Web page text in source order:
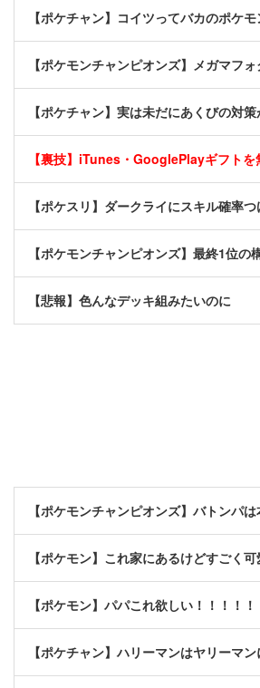
【ポケチャン】コイツってバカのポケ
【ポケモンチャンピオンズ】メガマフ
【ポケチャン】実は未だにあくびの対
【裏技】iTunes・GooglePlayギフト
【ポケスリ】ダークライにスキル確率
【ポケモンチャンピオンズ】最終1位
【悲報】色んなデッキ組みたいのに
【ポケモンチャンピオンズ】バトンパ
【ポケモン】これ家にあるけどすごく
【ポケモン】パパこれ欲しい！！！！！
【ポケチャン】ハリーマンはヤリーマ